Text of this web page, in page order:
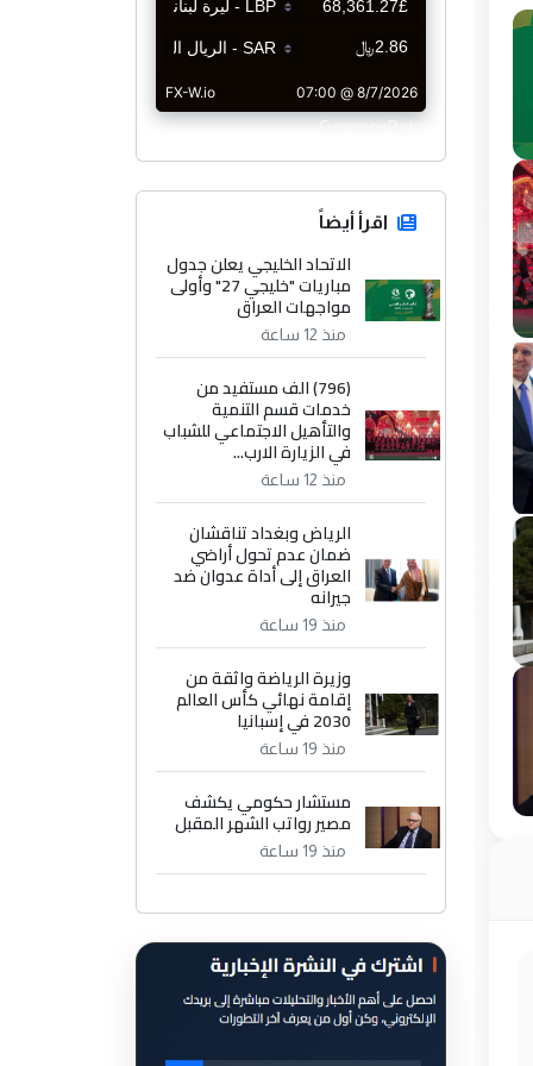
CurrencyRate
اقرأ أيضاً
الاتحاد الخليجي يعلن جدول
مباريات "خليجي 27" وأولى
مواجهات العراق
منذ 12 ساعة
(796) الف مستفيد من
خدمات قسم التنمية
والتأهيل الاجتماعي للشباب
في الزيارة الارب...
منذ 12 ساعة
الرياض وبغداد تناقشان
ضمان عدم تحول أراضي
العراق إلى أداة عدوان ضد
جيرانه
منذ 19 ساعة
وزيرة الرياضة واثقة من
إقامة نهائي كأس العالم
2030 في إسبانيا
منذ 19 ساعة
مستشار حكومي يكشف
مصير رواتب الشهر المقبل
منذ 19 ساعة